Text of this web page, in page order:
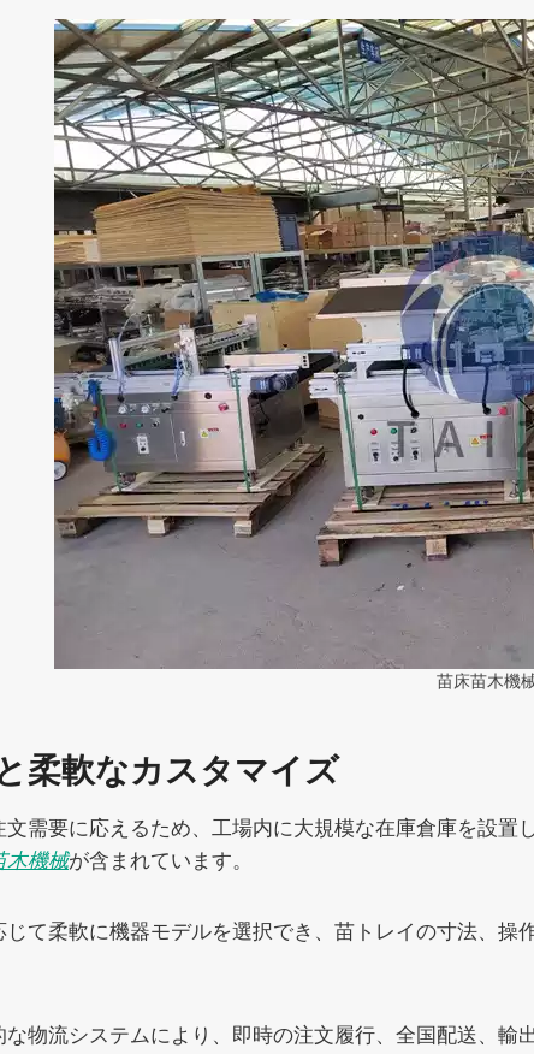
苗床苗木機
柔軟なカスタマイズ
文需要に応えるため、工場内に大規模な在庫倉庫を設
木機械が含まれています。
て柔軟に機器モデルを選択でき、苗トレイの寸法、
物流システムにより、即時の注文履行、全国配送、